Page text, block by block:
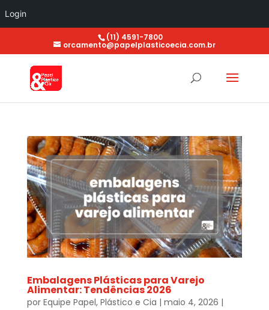
Login
(11) 4591-7800
orcamento@papelplasticoecia.com.br
Embalagens Plásticas para Varejo
Alimentar: Tendências 2026
por Equipe Papel, Plástico e Cia | maio 4, 2026 |